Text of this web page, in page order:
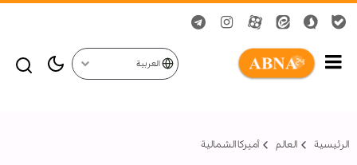
العربية
الرئيسية العالم أمیركا الشمالية